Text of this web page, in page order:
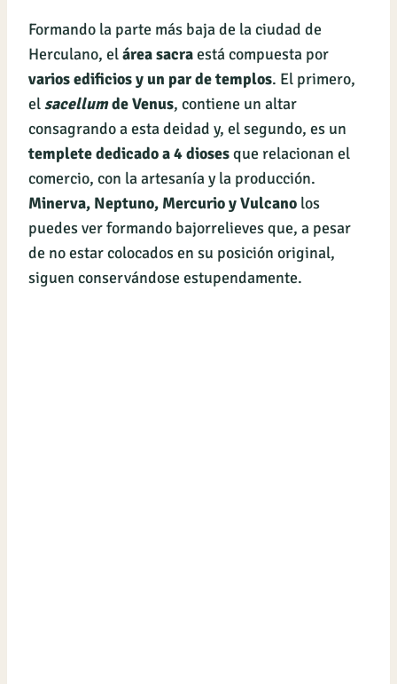
Formando la parte más baja de la ciudad de
Herculano, elárea sacraestá compuesta por
varios edificios y un par de templos. El primero,
elsacellumde Venus, contiene un altar
consagrando a esta deidad y, el segundo, es un
templete dedicado a 4 diosesque relacionan el
comercio, con la artesanía y la producción.
Minerva, Neptuno, Mercurio y Vulcano los
puedes ver formando bajorrelieves que, a pesar
de no estar colocados en su posición original,
siguen conservándose estupendamente.